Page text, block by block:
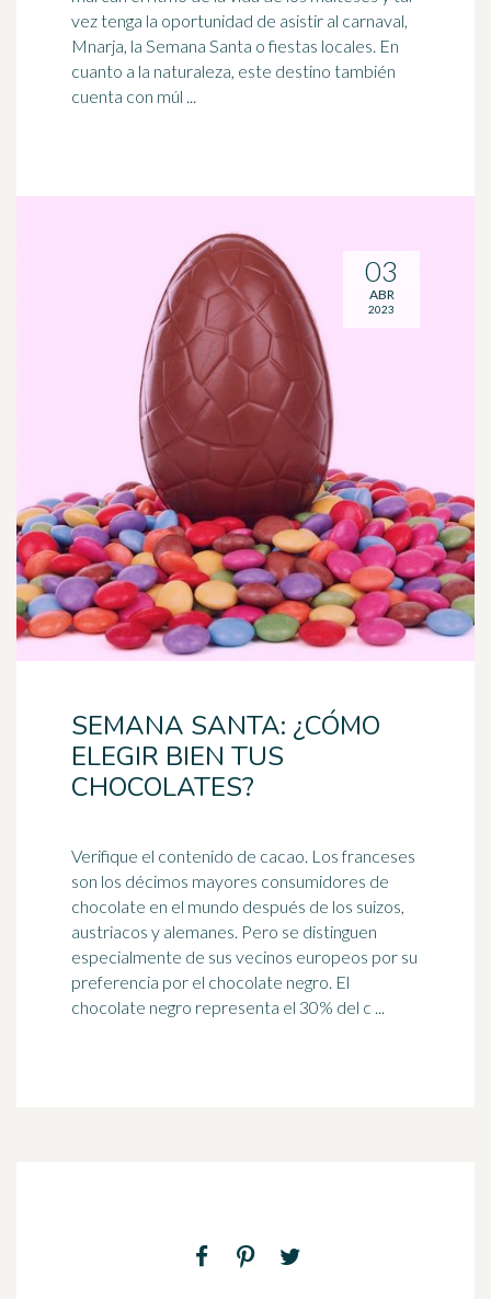
vez tenga la oportunidad de asistir al carnaval,
Mnarja, la Semana Santa o fiestas locales. En
cuanto a la naturaleza, este destino también
cuenta con múl ...
SEMANA SANTA: ¿CÓMO
ELEGIR BIEN TUS
CHOCOLATES?
Verifique el contenido de cacao. Los franceses
son los décimos mayores consumidores de
chocolate en el mundo después de los suizos,
austriacos y alemanes. Pero se distinguen
especialmente de sus vecinos europeos por su
preferencia por el chocolate negro. El
chocolate negro representa el 30% del c ...
03
ABR
2023